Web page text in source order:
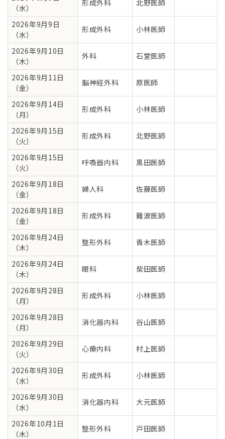
（水）
形成外科 北野医師
2026年9月9日
（水）
形成外科 小林医師
2026年9月10日
（木）
外科 石堂医師
2026年9月11日
（金）
脳神経外科 原医師
2026年9月14日
（月）
形成外科 小林医師
2026年9月15日
（火）
形成外科 北野医師
2026年9月15日
（火）
呼吸器内科 黒田医師
2026年9月18日
（金）
婦人科 佐藤医師
2026年9月18日
（金）
形成外科 難波医師
2026年9月24日
（木）
整形外科 青木医師
2026年9月24日
（木）
眼科 柴田医師
2026年9月28日
（月）
形成外科 小林医師
2026年9月28日
（月）
消化器内科 谷山医師
2026年9月29日
（火）
心療内科 村上医師
2026年9月30日
（水）
形成外科 小林医師
2026年9月30日
（水）
消化器内科 大元医師
2026年10月1日
（木）
整形外科 戸田医師